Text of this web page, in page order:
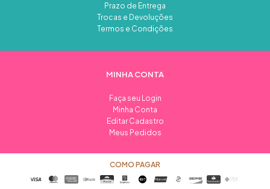
Prazo de Entrega
Trocas e Devoluções
Termos e Condições
MINHA CONTA
Faça seu Login
Minha Conta
Editar Cadastro
Meus Pedidos
COMO PAGAR